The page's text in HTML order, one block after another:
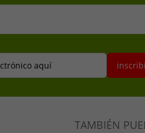
aquí
TAMBIÉN